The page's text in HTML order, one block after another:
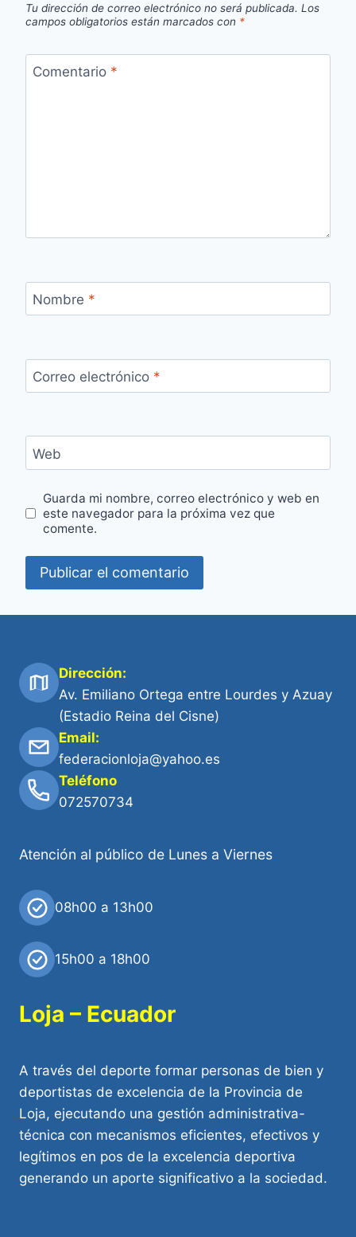
Tu dirección de correo electrónico no será publicada. Los
campos obligatorios están marcados con *
Comentario *
Nombre *
Correo electrónico *
Web
Guarda mi nombre, correo electrónico y web en
este navegador para la próxima vez que
comente.
Dirección:
Av. Emiliano Ortega entre Lourdes y Azuay
(Estadio Reina del Cisne)
Email:
federacionloja@yahoo.es
Teléfono
072570734
Atención al público de Lunes a Viernes
08h00 a 13h00
15h00 a 18h00
Loja – Ecuador
A través del deporte formar personas de bien y
deportistas de excelencia de la Provincia de
Loja, ejecutando una gestión administrativa-
técnica con mecanismos eficientes, efectivos y
legítimos en pos de la excelencia deportiva
generando un aporte significativo a la sociedad.